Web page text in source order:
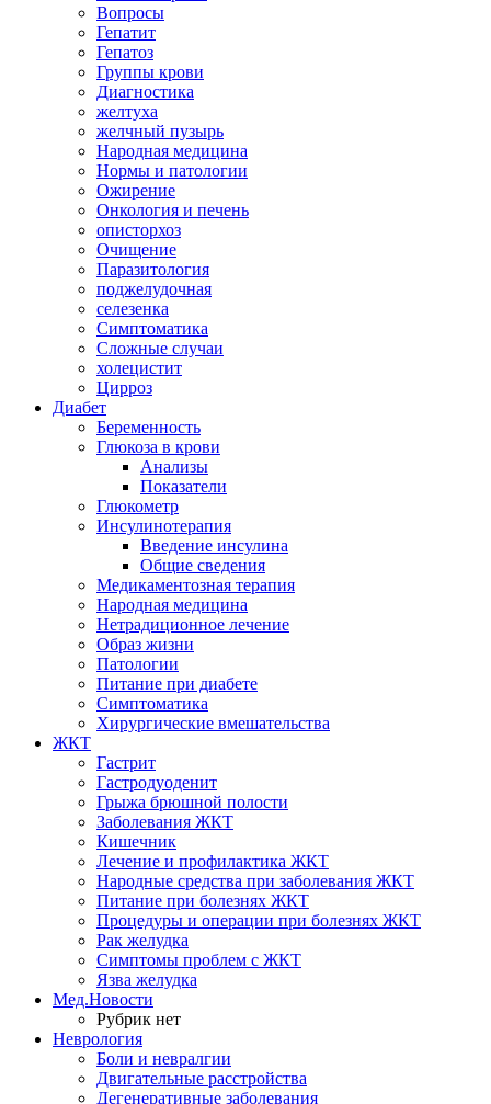
Вопросы
Гепатит
Гепатоз
Группы крови
Диагностика
желтуха
желчный пузырь
Народная медицина
Нормы и патологии
Ожирение
Онкология и печень
описторхоз
Очищение
Паразитология
поджелудочная
селезенка
Симптоматика
Сложные случаи
холецистит
Цирроз
Диабет
Беременность
Глюкоза в крови
Анализы
Показатели
Глюкометр
Инсулинотерапия
Введение инсулина
Общие сведения
Медикаментозная терапия
Народная медицина
Нетрадиционное лечение
Образ жизни
Патологии
Питание при диабете
Симптоматика
Хирургические вмешательства
ЖКТ
Гастрит
Гастродуоденит
Грыжа брюшной полости
Заболевания ЖКТ
Кишечник
Лечение и профилактика ЖКТ
Народные средства при заболевания ЖКТ
Питание при болезнях ЖКТ
Процедуры и операции при болезнях ЖКТ
Рак желудка
Симптомы проблем с ЖКТ
Язва желудка
Мед.Новости
Рубрик нет
Неврология
Боли и невралгии
Двигательные расстройства
Дегенеративные заболевания